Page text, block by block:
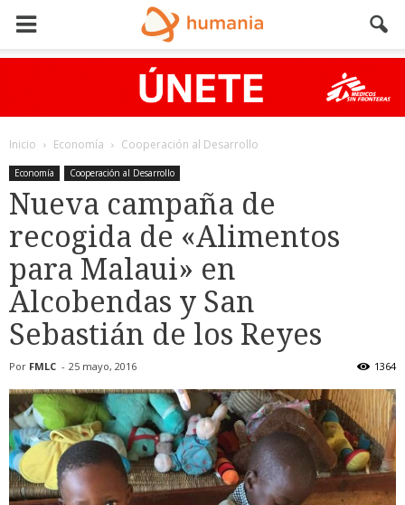
Inicio Economía Cooperación al Desarrollo
Economía Cooperación al Desarrollo
Nueva campaña de
recogida de «Alimentos
para Malaui» en
Alcobendas y San
Sebastián de los Reyes
Por FMLC - 25 mayo, 2016 1364